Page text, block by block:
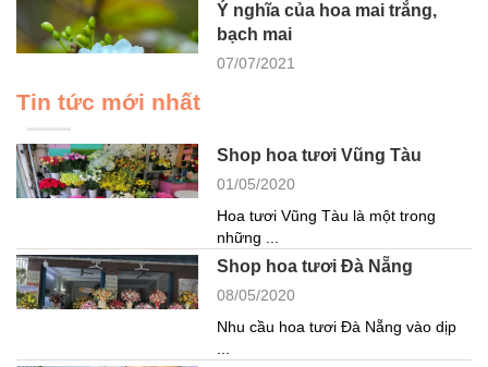
Ý nghĩa của hoa mai trắng,
bạch mai
07/07/2021
Tin tức mới nhất
Shop hoa tươi Vũng Tàu
01/05/2020
Hoa tươi Vũng Tàu là một trong
những ...
Shop hoa tươi Đà Nẵng
08/05/2020
Nhu cầu hoa tươi Đà Nẵng vào dịp
...